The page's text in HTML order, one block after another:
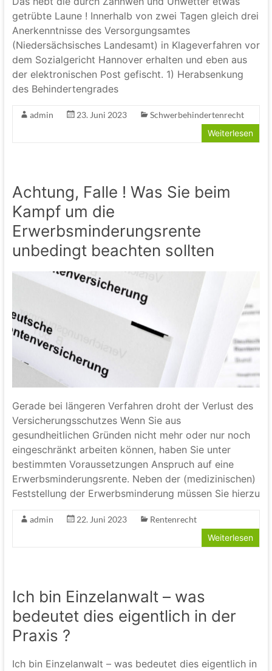
getrübte Laune ! Innerhalb von zwei Tagen gleich drei
Anerkenntnisse des Versorgungsamtes
(Niedersächsisches Landesamt) in Klageverfahren vor
dem Sozialgericht Hannover erhalten und eben aus
der elektronischen Post gefischt. 1) Herabsenkung
des Behindertengrades
admin 23. Juni 2023
Schwerbehindertenrecht
Weiterlesen
Achtung, Falle ! Was Sie beim
Kampf um die
Erwerbsminderungsrente
unbedingt beachten sollten
Gerade bei längeren Verfahren droht der Verlust des
Versicherungsschutzes Wenn Sie aus
gesundheitlichen Gründen nicht mehr oder nur noch
eingeschränkt arbeiten können, haben Sie unter
bestimmten Voraussetzungen Anspruch auf eine
Erwerbsminderungsrente. Neben der (medizinischen)
Feststellung der Erwerbsminderung müssen Sie hierzu
admin 22. Juni 2023
Rentenrecht
Weiterlesen
Ich bin Einzelanwalt – was
bedeutet dies eigentlich in der
Praxis ?
Ich bin Einzelanwalt – was bedeutet dies eigentlich in